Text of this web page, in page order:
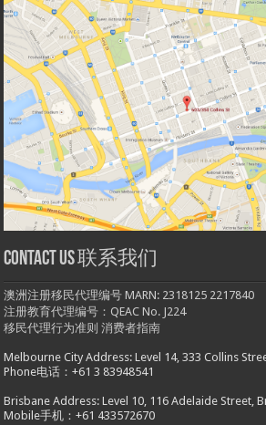
Contact us 联系我们
澳洲注册移民代理编号 MARN: 2318125 2217840
注册教育代理编号：QEAC No. J224
移民代理行为准则 消费者指南
Melbourne City Address: Level 14, 333 Collins
Phone电话：+61 3 83948541
Brisbane Address: Level 10, 116 Adelaide Street,
Mobile手机：+61 433572670